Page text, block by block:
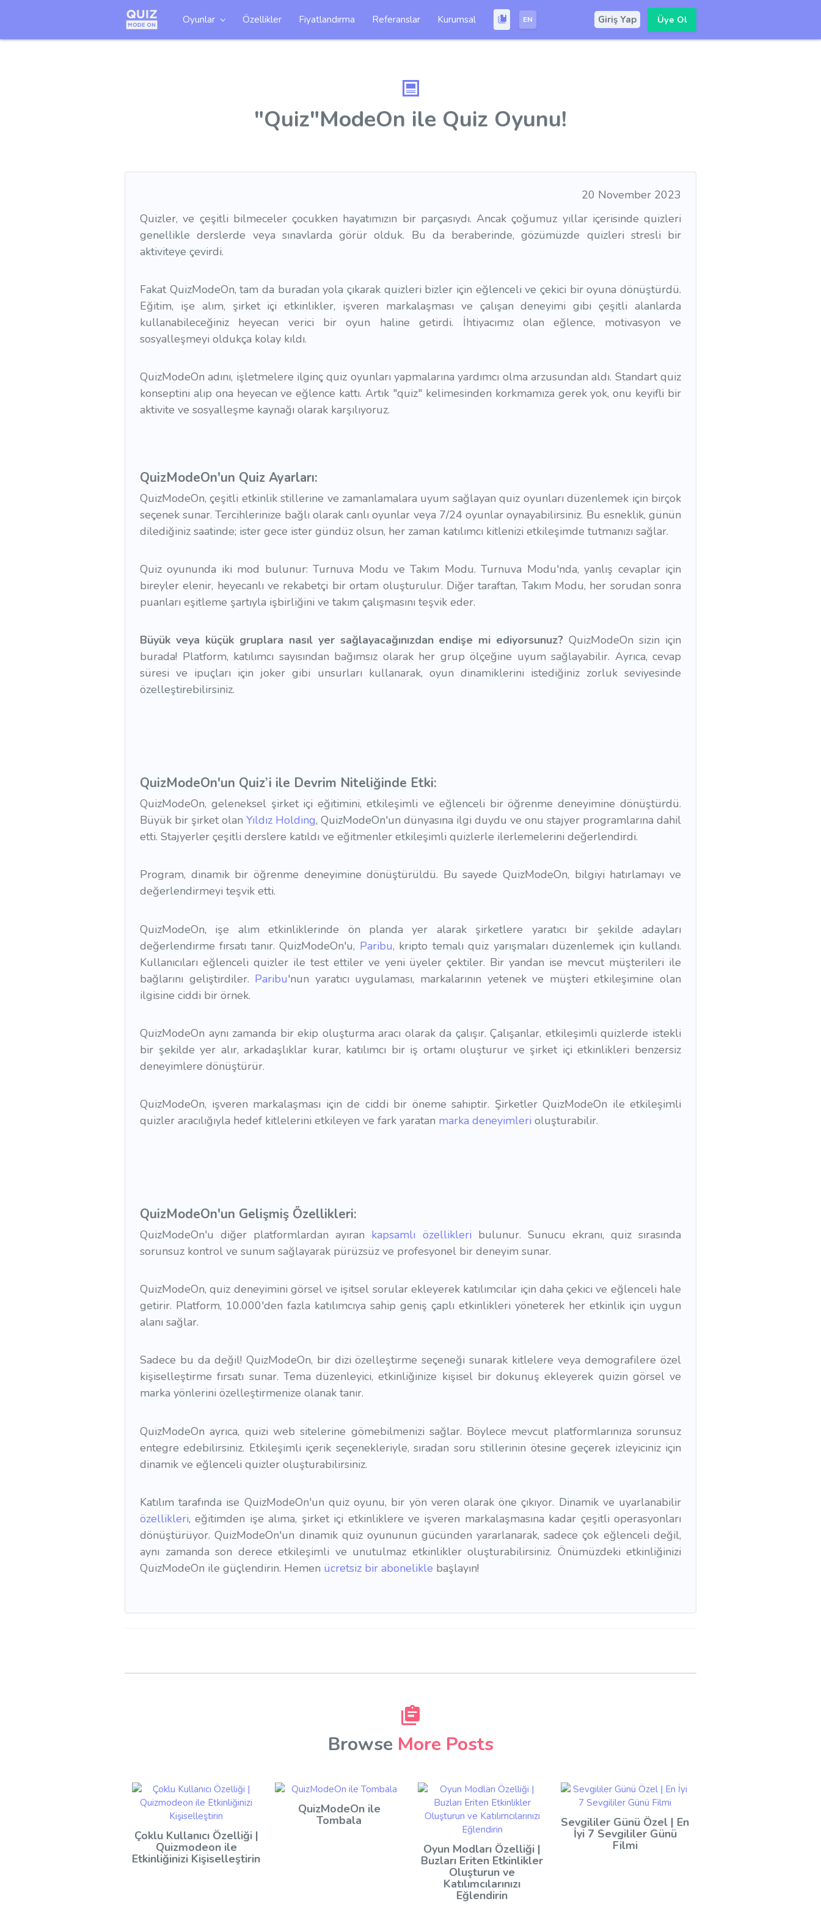
Oyunlar Özellikler Fiyatlandırma Referanslar Kurumsal EN Giriş Yap Üye Ol
"Quiz"ModeOn ile Quiz Oyunu!
20 November 2023
Quizler, ve çeşitli bilmeceler çocukken hayatımızın bir parçasıydı. Ancak çoğumuz yıllar içerisinde quizleri
genellikle derslerde veya sınavlarda görür olduk. Bu da beraberinde, gözümüzde quizleri stresli bir
aktiviteye çevirdi.
Fakat QuizModeOn, tam da buradan yola çıkarak quizleri bizler için eğlenceli ve çekici bir oyuna dönüştürdü.
Eğitim, işe alım, şirket içi etkinlikler, işveren markalaşması ve çalışan deneyimi gibi çeşitli alanlarda
kullanabileceğiniz heyecan verici bir oyun haline getirdi. İhtiyacımız olan eğlence, motivasyon ve
sosyalleşmeyi oldukça kolay kıldı.
QuizModeOn adını, işletmelere ilginç quiz oyunları yapmalarına yardımcı olma arzusundan aldı. Standart quiz
konseptini alıp ona heyecan ve eğlence kattı. Artık "quiz" kelimesinden korkmamıza gerek yok, onu keyifli bir
aktivite ve sosyalleşme kaynağı olarak karşılıyoruz.
QuizModeOn'un Quiz Ayarları:
QuizModeOn, çeşitli etkinlik stillerine ve zamanlamalara uyum sağlayan quiz oyunları düzenlemek için birçok
seçenek sunar. Tercihlerinize bağlı olarak canlı oyunlar veya 7/24 oyunlar oynayabilirsiniz. Bu esneklik, günün
dilediğiniz saatinde; ister gece ister gündüz olsun, her zaman katılımcı kitlenizi etkileşimde tutmanızı sağlar.
Quiz oyununda iki mod bulunur: Turnuva Modu ve Takım Modu. Turnuva Modu'nda, yanlış cevaplar için
bireyler elenir, heyecanlı ve rekabetçi bir ortam oluşturulur. Diğer taraftan, Takım Modu, her sorudan sonra
puanları eşitleme şartıyla işbirliğini ve takım çalışmasını teşvik eder.
Büyük veya küçük gruplara nasıl yer sağlayacağınızdan endişe mi ediyorsunuz?QuizModeOn sizin için
burada! Platform, katılımcı sayısından bağımsız olarak her grup ölçeğine uyum sağlayabilir. Ayrıca, cevap
süresi ve ipuçları için joker gibi unsurları kullanarak, oyun dinamiklerini istediğiniz zorluk seviyesinde
özelleştirebilirsiniz.
QuizModeOn'un Quiz’i ile Devrim Niteliğinde Etki:
QuizModeOn, geleneksel şirket içi eğitimini, etkileşimli ve eğlenceli bir öğrenme deneyimine dönüştürdü.
Büyük bir şirket olan Yıldız Holding, QuizModeOn'un dünyasına ilgi duydu ve onu stajyer programlarına dahil
etti. Stajyerler çeşitli derslere katıldı ve eğitmenler etkileşimli quizlerle ilerlemelerini değerlendirdi.
Program, dinamik bir öğrenme deneyimine dönüştürüldü. Bu sayede QuizModeOn, bilgiyi hatırlamayı ve
değerlendirmeyi teşvik etti.
QuizModeOn, işe alım etkinliklerinde ön planda yer alarak şirketlere yaratıcı bir şekilde adayları
değerlendirme fırsatı tanır. QuizModeOn'u, Paribu, kripto temalı quiz yarışmaları düzenlemek için kullandı.
Kullanıcıları eğlenceli quizler ile test ettiler ve yeni üyeler çektiler. Bir yandan ise mevcut müşterileri ile
bağlarını geliştirdiler. Paribu'nun yaratıcı uygulaması, markalarının yetenek ve müşteri etkileşimine olan
ilgisine ciddi bir örnek.
QuizModeOn aynı zamanda bir ekip oluşturma aracı olarak da çalışır. Çalışanlar, etkileşimli quizlerde istekli
bir şekilde yer alır, arkadaşlıklar kurar, katılımcı bir iş ortamı oluşturur ve şirket içi etkinlikleri benzersiz
deneyimlere dönüştürür.
QuizModeOn, işveren markalaşması için de ciddi bir öneme sahiptir. Şirketler QuizModeOn ile etkileşimli
quizler aracılığıyla hedef kitlelerini etkileyen ve fark yaratan marka deneyimleri oluşturabilir.
QuizModeOn'un Gelişmiş Özellikleri:
QuizModeOn'u diğer platformlardan ayıran kapsamlı özellikleri bulunur. Sunucu ekranı, quiz sırasında
sorunsuz kontrol ve sunum sağlayarak pürüzsüz ve profesyonel bir deneyim sunar.
QuizModeOn, quiz deneyimini görsel ve işitsel sorular ekleyerek katılımcılar için daha çekici ve eğlenceli hale
getirir. Platform, 10.000'den fazla katılımcıya sahip geniş çaplı etkinlikleri yöneterek her etkinlik için uygun
alanı sağlar.
Sadece bu da değil! QuizModeOn, bir dizi özelleştirme seçeneği sunarak kitlelere veya demografilere özel
kişiselleştirme fırsatı sunar. Tema düzenleyici, etkinliğinize kişisel bir dokunuş ekleyerek quizin görsel ve
marka yönlerini özelleştirmenize olanak tanır.
QuizModeOn ayrıca, quizi web sitelerine gömebilmenizi sağlar. Böylece mevcut platformlarınıza sorunsuz
entegre edebilirsiniz. Etkileşimli içerik seçenekleriyle, sıradan soru stillerinin ötesine geçerek izleyiciniz için
dinamik ve eğlenceli quizler oluşturabilirsiniz.
Katılım tarafında ise QuizModeOn'un quiz oyunu, bir yön veren olarak öne çıkıyor. Dinamik ve uyarlanabilir
özellikleri, eğitimden işe alıma, şirket içi etkinliklere ve işveren markalaşmasına kadar çeşitli operasyonları
dönüştürüyor. QuizModeOn'un dinamik quiz oyununun gücünden yararlanarak, sadece çok eğlenceli değil,
aynı zamanda son derece etkileşimli ve unutulmaz etkinlikler oluşturabilirsiniz. Önümüzdeki etkinliğinizi
QuizModeOn ile güçlendirin. Hemen ücretsiz bir abonelikle başlayın!
Browse More Posts
Çoklu Kullanıcı Özelliği |
Quizmodeon ile
Etkinliğinizi Kişiselleştirin
QuizModeOn ile
Tombala
Oyun Modları Özelliği |
Buzları Eriten Etkinlikler
Oluşturun ve
Katılımcılarınızı
Eğlendirin
Sevgililer Günü Özel | En
İyi 7 Sevgililer Günü
Filmi